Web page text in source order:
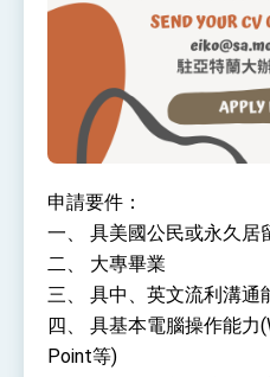
卓揆：臺美關稅
利戰略地位 全力
外交部與數位發
位實力，達成固邦
外交部長林佳龍
策略小組」跨部會
總統以「韌性之島
年談話
總統主持「守護民
會 強調以實力守
變局中 奮起的新
申請要件：
一、 具美國公民或永久居
二、 大專畢業
三、 具中、英文流利溝通
四、 具基本電腦操作能力
Point等)